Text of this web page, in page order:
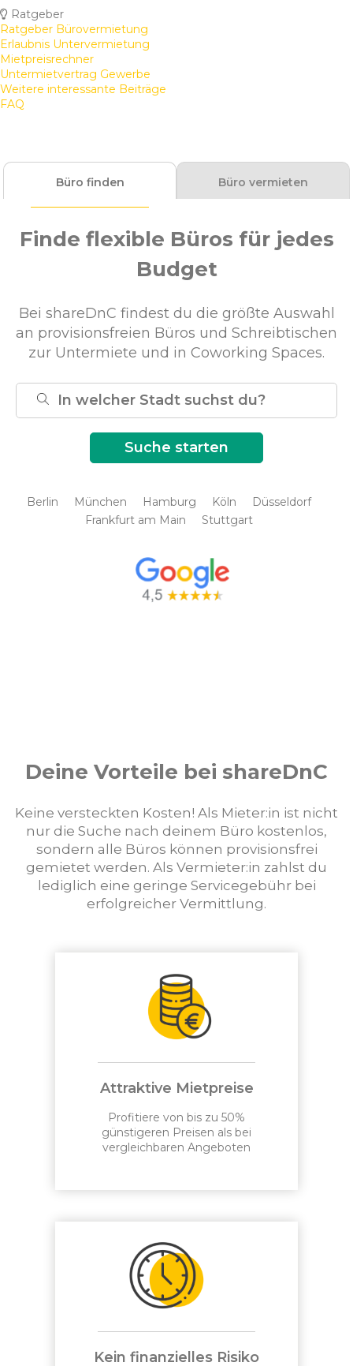
Ratgeber
Ratgeber Bürovermietung
Erlaubnis Untervermietung
Mietpreisrechner
Untermietvertrag Gewerbe
Weitere interessante Beiträge
FAQ
Büro finden Büro vermieten
Finde flexible Büros für jedes
Budget
Bei shareDnC findest du die größte Auswahl
an provisionsfreien Büros und Schreibtischen
zur Untermiete und in Coworking Spaces.
Berlin München Hamburg Köln
Düsseldorf
Frankfurt am Main
Stuttgart
Deine Vorteile bei shareDnC
Keine versteckten Kosten! Als Mieter:in ist nicht
nur die Suche nach deinem Büro kostenlos,
sondern alle Büros können provisionsfrei
gemietet werden. Als Vermieter:in zahlst du
lediglich eine geringe Servicegebühr bei
erfolgreicher Vermittlung.
Attraktive Mietpreise
Profitiere von bis zu 50%
günstigeren Preisen als bei
vergleichbaren Angeboten
Kein finanzielles Risiko